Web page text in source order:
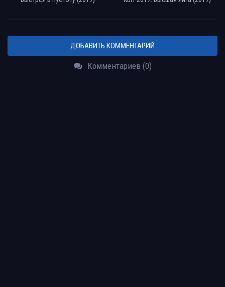
ДОБАВИТЬ КОММЕНТАРИЙ
Комментариев (0)